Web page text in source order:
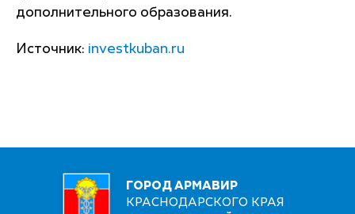
дополнительного образования.
Источник: investkuban.ru
ГОРОД АРМАВИР
КРАСНОДАРСКОГО КРАЯ